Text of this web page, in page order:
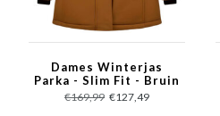
Dames Winterjas
Parka - Slim Fit - Bruin
€169,99 €127,49